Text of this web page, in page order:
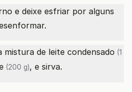
e deixe esfriar por alguns
mistura de leite condensado (1
(200 g), e sirva.